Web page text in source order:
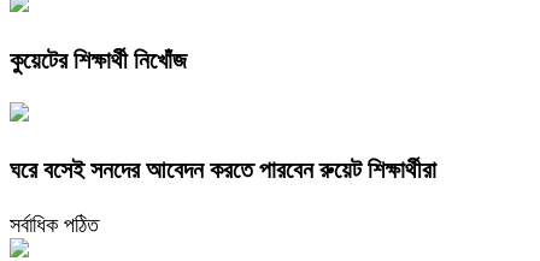
কুয়েটের শিক্ষার্থী নিখোঁজ
ঘরে বসেই সনদের আবেদন করতে পারবেন রুয়েট শিক্ষার্থীরা
সর্বাধিক পঠিত